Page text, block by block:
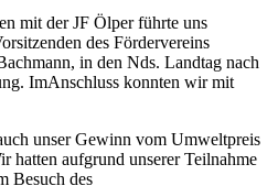
mit der JF Ölper führte uns
des Fördervereins
in den Nds. Landtag nach
ImAnschluss konnten wir mit
unser Gewinn vom Umweltpreis
hatten aufgrund unserer Teilnahme
Besuch des